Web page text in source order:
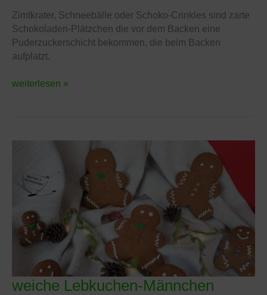
Zimtkrater, Schneebälle oder Schoko-Crinkles sind zarte
Schokoladen-Plätzchen die vor dem Backen eine
Puderzuckerschicht bekommen, die beim Backen
aufplatzt.
Schoko-
Crincles
weiterlesen »
weiche Lebkuchen-Männchen
weiche